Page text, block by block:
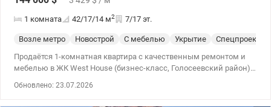
1 комната 42/17/14 м2 7/17 эт.
Возле метро Новострой С мебелью Укрытие Спецпроект
Продаётся 1-комнатная квартира с качественным ремонтом и
мебелью в ЖК West House (бизнес-класс, Голосеевский район).
Обновлено: 23.07.2026